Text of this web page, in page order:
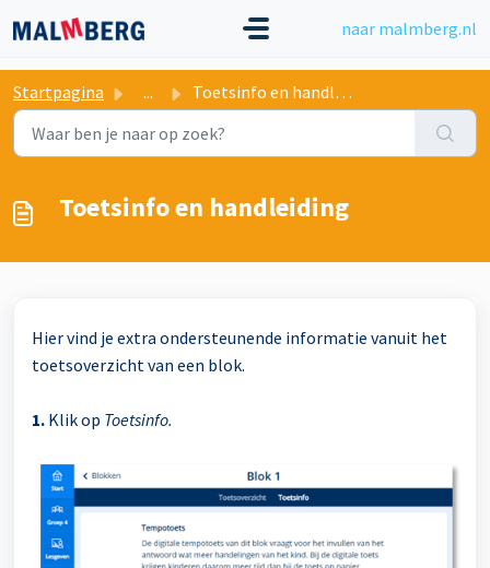
naar malmberg.nl
Startpagina ... Toetsinfo en handleiding
Toetsinfo en handleiding
Hier vind je extra ondersteunende informatie vanuit het
toetsoverzicht van een blok.
1. Klik op Toetsinfo.